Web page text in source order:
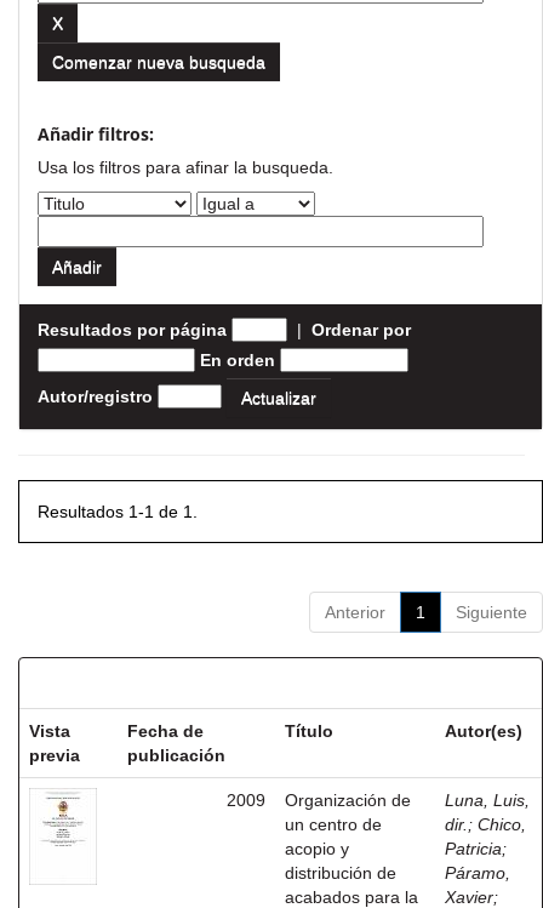
Comenzar nueva busqueda
Añadir filtros:
Usa los filtros para afinar la busqueda.
Resultados por página | Ordenar por
En orden
Autor/registro
Resultados 1-1 de 1.
Anterior 1 Siguiente
Vista
previa
Fecha de
publicación
Título Autor(es)
2009
Organización de
un centro de
acopio y
distribución de
acabados para la
Luna, Luis,
dir. ; Chico,
Patricia;
Páramo,
Xavier;